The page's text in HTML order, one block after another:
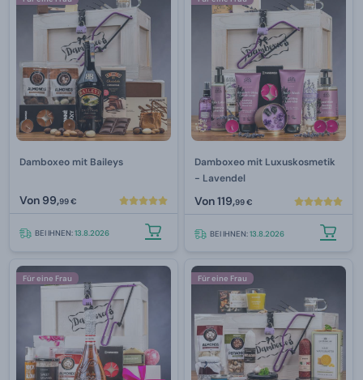
Damboxeo mit Baileys
Von 99,99 €
BEI IHNEN:13.8.2026
Damboxeo mit Luxuskosmetik
- Lavendel
Von119,99 €
BEI IHNEN:13.8.2026
Für eine Frau Für eine Frau